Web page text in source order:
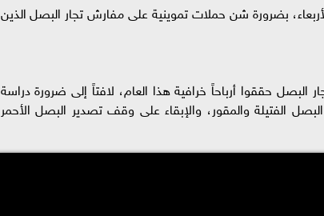
بضرورة شن حملات تموينية على مفارش تجار البصل الذين
حققوا أرباحاً خرافية هذا العام، لافتاً إلى ضرورة دراسة
الفتيلة والمقور، والإبقاء على وقف تصدير البصل الأحمر